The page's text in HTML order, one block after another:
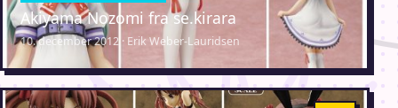
Akiyama Nozomi fra se.kirara
10. december 2012 · Erik Weber-Lauridsen